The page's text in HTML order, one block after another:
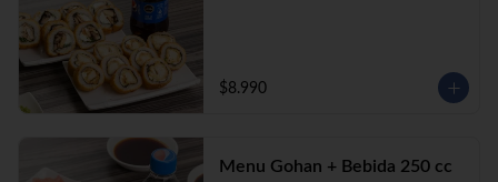
$8.990
Menu Gohan + Bebida 250 cc